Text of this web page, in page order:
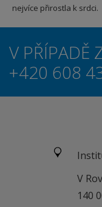
nejvíce přirostla k srdci.
V PŘÍPADĚ
+420 608
V
140